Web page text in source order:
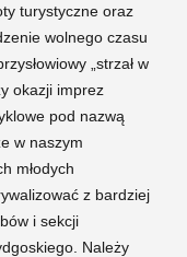
turystyczne oraz
wolnego czasu
„strzał w
okazji imprez
pod nazwą
w naszym
młodych
z bardziej
i sekcji
Należy